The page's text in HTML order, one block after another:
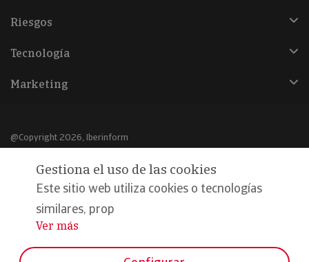
Riesgos
Tecnología
Marketing
@Copyright 2026, Iberinform
Aviso legal
Política de cookies
Declaración de privacidad
Gestiona el uso de las cookies
Este sitio web utiliza cookies o tecnologías
similares, prop
...
Ver más